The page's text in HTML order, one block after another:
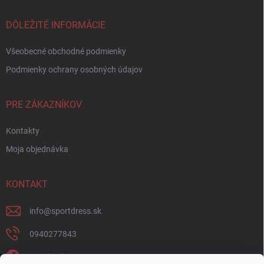
DÔLEŽITÉ INFORMÁCIE
Všeobecné obchodné podmienky
Podmienky ochrany osobných údajov
PRE ZÁKAZNÍKOV
Kontakty
Moja objednávka
KONTAKT
info@sportdress.sk
0940277843
Facebook